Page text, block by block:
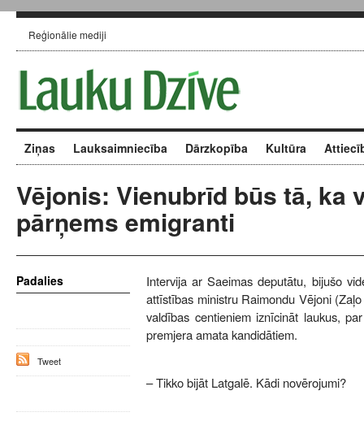
Reģionālie mediji
Ziņas Lauksaimniecība Dārzkopība Kultūra
Vējonis: Vienubrīd būs tā, ka
pārņems emigranti
Intervija ar Saeimas deputātu, bijušo
attīstības ministru Raimondu Vējoni
valdības centieniem iznīcināt laukus,
premjera amata kandidātiem.
– Tikko bijāt Latgalē. Kādi novērojumi?
Padalies
Tweet